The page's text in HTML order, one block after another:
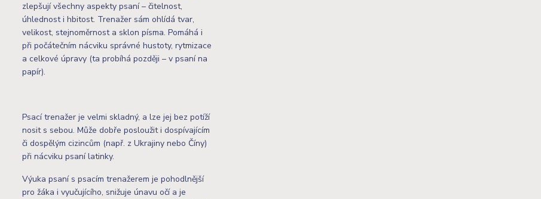
zlepšují všechny aspekty psaní – čitelnost,
úhlednost i hbitost. Trenažer sám ohlídá tvar,
velikost, stejnoměrnost a sklon písma. Pomáhá i
při počátečním nácviku správné hustoty, rytmizace
a celkové úpravy (ta probíhá později – v psaní na
papír).
Psací trenažer je velmi skladný, a lze jej bez potíží
nosit s sebou. Může dobře posloužit i dospívajícím
či dospělým cizincům (např. z Ukrajiny nebo Číny)
při nácviku psaní latinky.
Výuka psaní s psacím trenažerem je pohodlnější
pro žáka i vyučujícího, snižuje únavu očí a je